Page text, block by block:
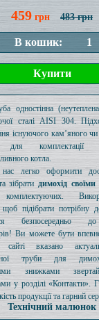
459 грн 483 грн
одностінна
сталі AISI 304.
існуючого кам’яного
для комплектації
котла.
легко оформити
зібрати димохід
щоб підібрати потрібну
безпосередньо
Ви можете бути
вказано
труби для
знижками
у розділі «Контакти».
продукції та гарний
Технічний малюнок